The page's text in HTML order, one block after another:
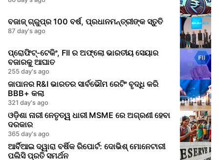
ବଜାଜ୍‌ ଗ୍ରୁପ୍‌ର 100 ବର୍ଷ, ପ୍ରଧାନମନ୍ତ୍ରୀଙ୍କ ସ୍ତୁତି
87 day's ago
ପ୍ରୋଫିଟ୍-ଟେକିଂ, FII ର ଅଫ୍ଲୋ ଭାରତୀୟ ସେୟାର
ବଜାରକୁ ଆଘାତ
255 day's ago
ଜାପାନର R&I ଭାରତର ସାର୍ବଭୌମ ରେଟିଂ ବୃଦ୍ଧି କରି
BBB+ କଲା
321 day's ago
ଓଡ଼ିଶା ନାରୀ ନେତୃତ୍ୱ ଧାରୀ MSME ରେ ଅଗ୍ରଣୀ ହେବା
ଦରକାର
365 day's ago
ଆର୍ବିଆଇ ଦ୍ୱାରା ବର୍ଷିକ ରିପୋର୍ଟ: ଦୋଭିଶ୍ ମୋନେଟାରୀ
ପଲିସି ପ୍ରତି ସମର୍ଥନ